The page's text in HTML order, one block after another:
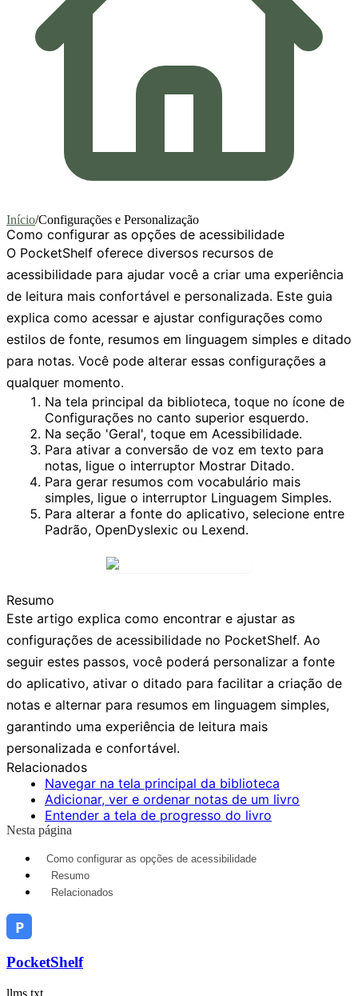
Início/Configurações e Personalização
Como configurar as opções de acessibilidade
O PocketShelf oferece diversos recursos de
acessibilidade para ajudar você a criar uma experiência
de leitura mais confortável e personalizada. Este guia
explica como acessar e ajustar configurações como
estilos de fonte, resumos em linguagem simples e ditado
para notas. Você pode alterar essas configurações a
qualquer momento.
Na tela principal da biblioteca, toque no ícone de
Configurações no canto superior esquerdo.
Na seção 'Geral', toque em Acessibilidade.
Para ativar a conversão de voz em texto para
notas, ligue o interruptor Mostrar Ditado.
Para gerar resumos com vocabulário mais
simples, ligue o interruptor Linguagem Simples.
Para alterar a fonte do aplicativo, selecione entre
Padrão, OpenDyslexic ou Lexend.
Resumo
Este artigo explica como encontrar e ajustar as
configurações de acessibilidade no PocketShelf. Ao
seguir estes passos, você poderá personalizar a fonte
do aplicativo, ativar o ditado para facilitar a criação de
notas e alternar para resumos em linguagem simples,
garantindo uma experiência de leitura mais
personalizada e confortável.
Relacionados
Navegar na tela principal da biblioteca
Adicionar, ver e ordenar notas de um livro
Entender a tela de progresso do livro
Nesta página
Como configurar as opções de acessibilidade
Resumo
Relacionados
PocketShelf